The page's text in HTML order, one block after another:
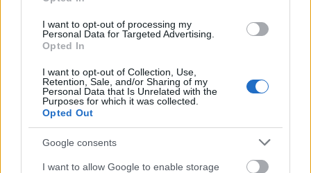
I want to opt-out of processing my
Personal Data for Targeted Advertising.
Opted In
I want to opt-out of Collection, Use,
Retention, Sale, and/or Sharing of my
Personal Data that Is Unrelated with the
Purposes for which it was collected.
Opted Out
Google consents
I want to allow Google to enable storage
formy w tabelce:
wzorach Herona; wzorami Herona; wzorem Herona;
wzór Herona; wzorom Herona; wzorów Herona;
wzorowi Herona; wzoru Herona; wzory Herona;
wzorze Herona